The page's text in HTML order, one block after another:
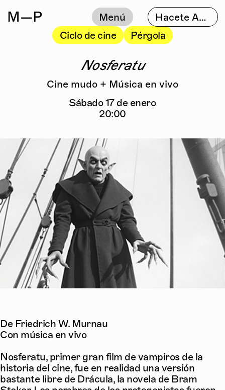
M—P Menú
Hacete Amigo
Ciclo de cine
Pérgola
Nosferatu
Cine mudo + Música en vivo
Sábado 17 de enero
20:00
De Friedrich W. Murnau
Con música en vivo
Nosferatu, primer gran film de vampiros de la
historia del cine, fue en realidad una versión
bastante libre de Drácula, la novela de Bram